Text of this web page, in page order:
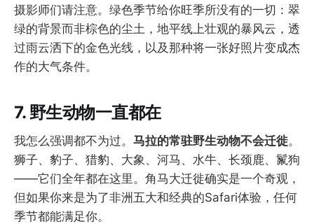
摄影师们请注意。绿色季节给你旺季所没有的一切：翠
绿的背景而非棕色的尘土，地平线上壮观的暴风云，透
过雨云洒下的金色光线，以及那种将一张好照片变成杰
作的大气条件。
7. 野生动物一直都在
我怎么强调都不为过。 马拉的常驻野生动物不会迁徙。
狮子、豹子、猎豹、大象、河马、水牛、长颈鹿、鬣狗
——它们全年都在这里。角马大迁徙确实是一个奇观，
但如果你来是为了非洲五大和经典的Safari体验，任何
季节都能满足你。